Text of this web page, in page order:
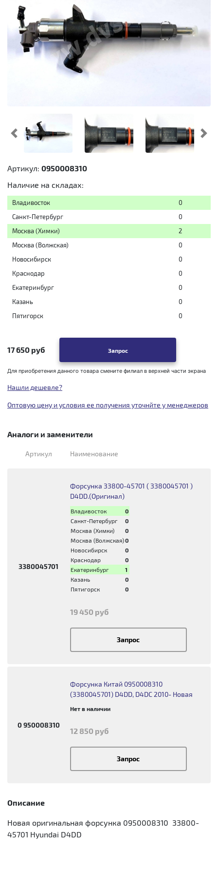
Предыдущий
Артикул: 0950008310
Наличие на складах:
Владивосток
0
Санкт-Петербург
0
Москва (Химки)
2
Москва (Волжская)
0
Новосибирск
0
Краснодар
0
Екатеринбург
0
Казань
0
Пятигорск
0
17 650 руб Запрос
Для приобретения данного товара смените филиал в верхней части экрана
Нашли дешевле?
Оптовую цену и условия ее получения уточнйте у менеджеров
Аналоги и заменители
Артикул Наименование
3380045701
Форсунка 33800-45701 ( 3380045701 )
D4DD.(Оригинал)
Владивосток
0
Санкт-Петербург
0
Москва (Химки)
0
Москва (Волжская)0
Новосибирск
0
Краснодар
0
Екатеринбург
1
Казань
0
Пятигорск
0
19 450 руб
Запрос
0 950008310
Форсунка Китай 0950008310
(3380045701) D4DD, D4DC 2010- Новая
Нет в наличии
12 850 руб
Запрос
Описание
Новая оригинальная форсунка 0950008310 33800-
45701 Hyundai D4DD